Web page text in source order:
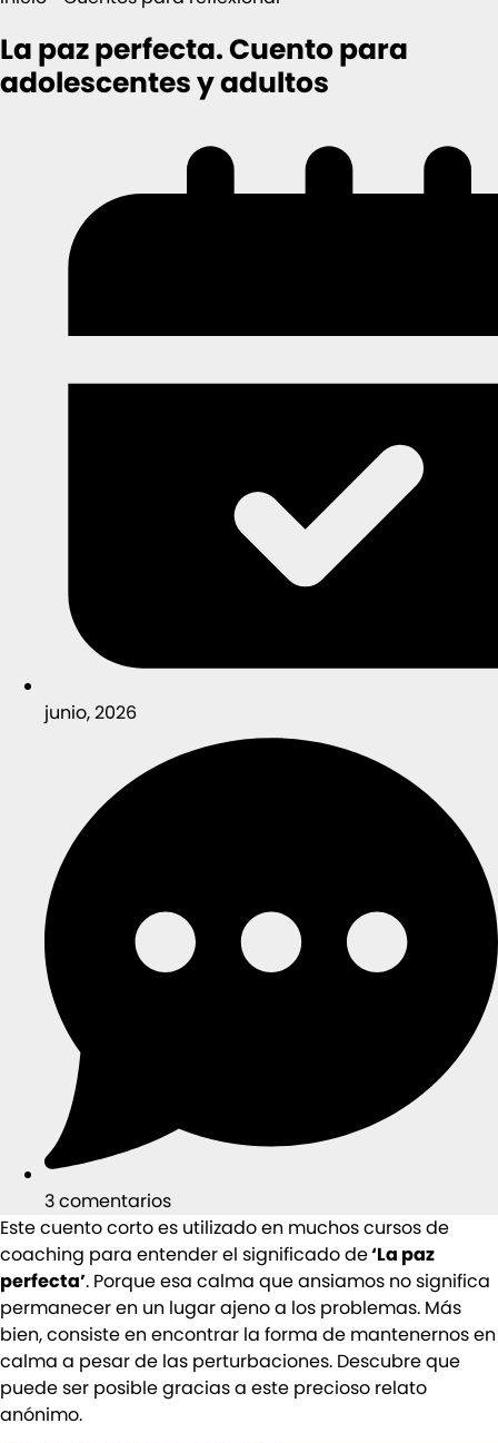
La paz perfecta. Cuento para
adolescentes y adultos
junio, 2026
3 comentarios
Este cuento corto es utilizado en muchos cursos de
coaching para entender el significado de‘La paz
perfecta’. Porque esa calma que ansiamos no significa
permanecer en un lugar ajeno a los problemas. Más
bien, consiste en encontrar la forma de mantenernos en
calma a pesar de las perturbaciones. Descubre que
puede ser posible gracias a este precioso relato
anónimo.